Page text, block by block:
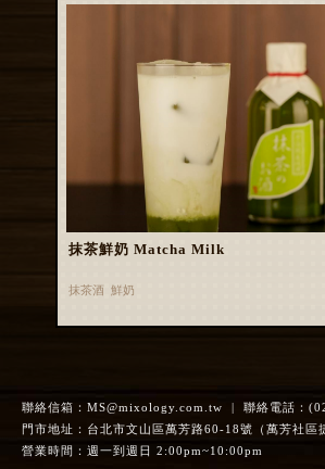
抹茶鮮奶 Matcha Milk
抹茶酒 鮮奶
聯絡信箱： MS@mixology.com.tw | 聯絡電話：
門市地址：台北市文山區萬芳路60-18號（萬芳社區
營業時間：週一到週日 2:00pm~10:00pm